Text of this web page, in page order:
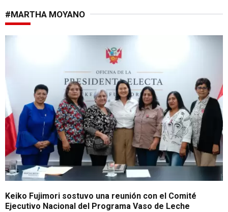
#MARTHA MOYANO
Keiko Fujimori sostuvo una reunión con el Comité
Ejecutivo Nacional del Programa Vaso de Leche